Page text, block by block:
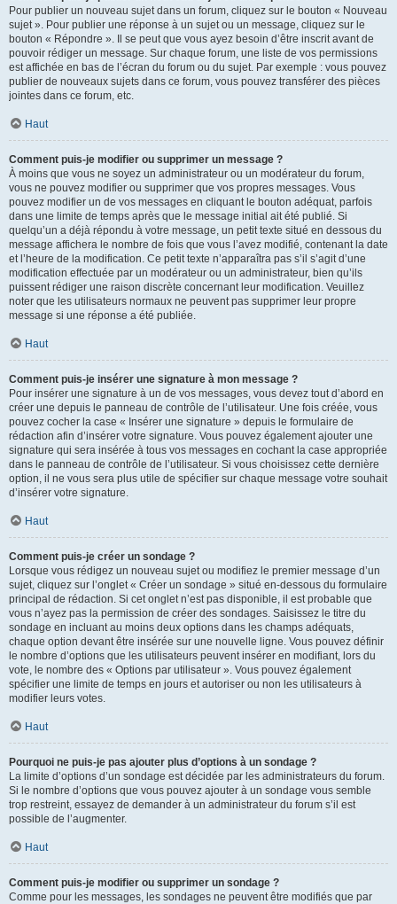
Pour publier un nouveau sujet dans un forum, cliquez sur le bouton « Nouveau
sujet ». Pour publier une réponse à un sujet ou un message, cliquez sur le
bouton « Répondre ». Il se peut que vous ayez besoin d’être inscrit avant de
pouvoir rédiger un message. Sur chaque forum, une liste de vos permissions
est affichée en bas de l’écran du forum ou du sujet. Par exemple : vous pouvez
publier de nouveaux sujets dans ce forum, vous pouvez transférer des pièces
jointes dans ce forum, etc.
Haut
Comment puis-je modifier ou supprimer un message ?
À moins que vous ne soyez un administrateur ou un modérateur du forum,
vous ne pouvez modifier ou supprimer que vos propres messages. Vous
pouvez modifier un de vos messages en cliquant le bouton adéquat, parfois
dans une limite de temps après que le message initial ait été publié. Si
quelqu’un a déjà répondu à votre message, un petit texte situé en dessous du
message affichera le nombre de fois que vous l’avez modifié, contenant la date
et l’heure de la modification. Ce petit texte n’apparaîtra pas s’il s’agit d’une
modification effectuée par un modérateur ou un administrateur, bien qu’ils
puissent rédiger une raison discrète concernant leur modification. Veuillez
noter que les utilisateurs normaux ne peuvent pas supprimer leur propre
message si une réponse a été publiée.
Haut
Comment puis-je insérer une signature à mon message ?
Pour insérer une signature à un de vos messages, vous devez tout d’abord en
créer une depuis le panneau de contrôle de l’utilisateur. Une fois créée, vous
pouvez cocher la case « Insérer une signature » depuis le formulaire de
rédaction afin d’insérer votre signature. Vous pouvez également ajouter une
signature qui sera insérée à tous vos messages en cochant la case appropriée
dans le panneau de contrôle de l’utilisateur. Si vous choisissez cette dernière
option, il ne vous sera plus utile de spécifier sur chaque message votre souhait
d’insérer votre signature.
Haut
Comment puis-je créer un sondage ?
Lorsque vous rédigez un nouveau sujet ou modifiez le premier message d’un
sujet, cliquez sur l’onglet « Créer un sondage » situé en-dessous du formulaire
principal de rédaction. Si cet onglet n’est pas disponible, il est probable que
vous n’ayez pas la permission de créer des sondages. Saisissez le titre du
sondage en incluant au moins deux options dans les champs adéquats,
chaque option devant être insérée sur une nouvelle ligne. Vous pouvez définir
le nombre d’options que les utilisateurs peuvent insérer en modifiant, lors du
vote, le nombre des « Options par utilisateur ». Vous pouvez également
spécifier une limite de temps en jours et autoriser ou non les utilisateurs à
modifier leurs votes.
Haut
Pourquoi ne puis-je pas ajouter plus d’options à un sondage ?
La limite d’options d’un sondage est décidée par les administrateurs du forum.
Si le nombre d’options que vous pouvez ajouter à un sondage vous semble
trop restreint, essayez de demander à un administrateur du forum s’il est
possible de l’augmenter.
Haut
Comment puis-je modifier ou supprimer un sondage ?
Comme pour les messages, les sondages ne peuvent être modifiés que par